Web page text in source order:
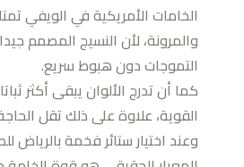
الخامات الأمريكية في الويفي
والمرونة، لأن النسيج المصمم
التموجات دون هبوط سريع.
كما أن تدرج الألوان يبقى أكثر
القوية، علاوة على ذلك تقل الحاجة
وعند اختيار ستائر فخمة بالرياض